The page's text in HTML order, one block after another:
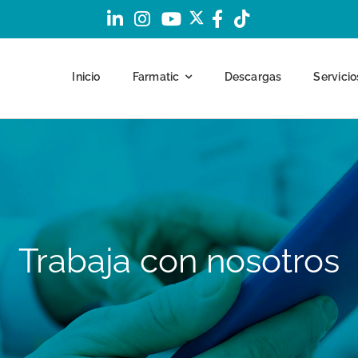
Inicio Farmatic Descargas
Trabaja con nosotros